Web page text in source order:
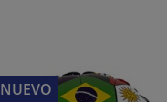
NUEVO